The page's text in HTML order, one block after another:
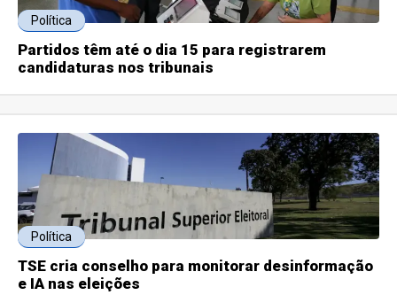
Política
Partidos têm até o dia 15 para registrarem
candidaturas nos tribunais
Política
TSE cria conselho para monitorar desinformação
e IA nas eleições